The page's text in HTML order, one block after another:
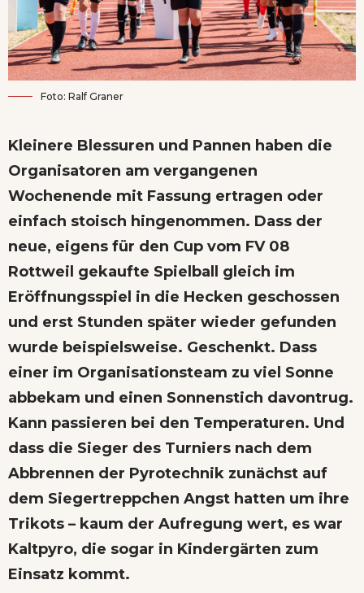
Foto: Ralf Graner
Kleinere Blessuren und Pannen haben die
Organisatoren am vergangenen
Wochenende mit Fassung ertragen oder
einfach stoisch hingenommen. Dass der
neue, eigens für den Cup vom FV 08
Rottweil gekaufte Spielball gleich im
Eröffnungsspiel in die Hecken geschossen
und erst Stunden später wieder gefunden
wurde beispielsweise. Geschenkt. Dass
einer im Organisationsteam zu viel Sonne
abbekam und einen Sonnenstich davontrug.
Kann passieren bei den Temperaturen. Und
dass die Sieger des Turniers nach dem
Abbrennen der Pyrotechnik zunächst auf
dem Siegertreppchen Angst hatten um ihre
Trikots – kaum der Aufregung wert, es war
Kaltpyro, die sogar in Kindergärten zum
Einsatz kommt.